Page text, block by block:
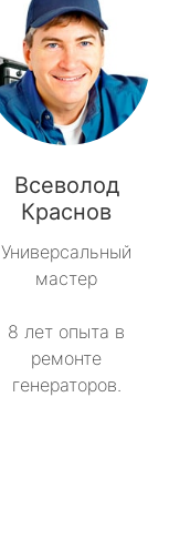
Всеволод
Краснов
Универсальный
мастер
8 лет опыта в
ремонте
генераторов.